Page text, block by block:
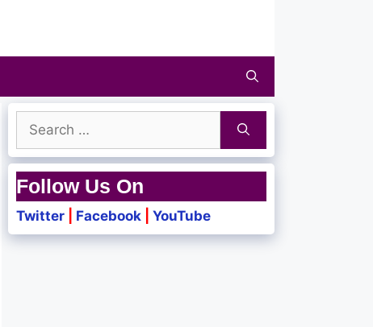
Search
for:
Follow Us On
Twitter Facebook YouTube